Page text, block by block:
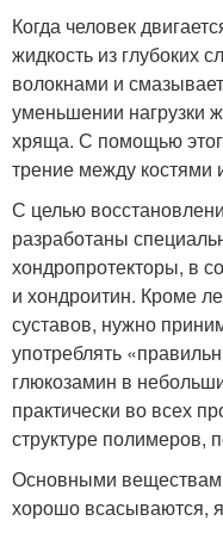
Когда человек
жидкость из глубоких
волокнами и
уменьшении нагрузки
хряща. С помощью
трение между костями
С целью
разработаны
хондропротекторы, в
и хондроитин. Кроме
суставов, нужно
употреблять
глюкозамин в
практически во всех
структуре полимеров,
Основными
хорошо всасываются,